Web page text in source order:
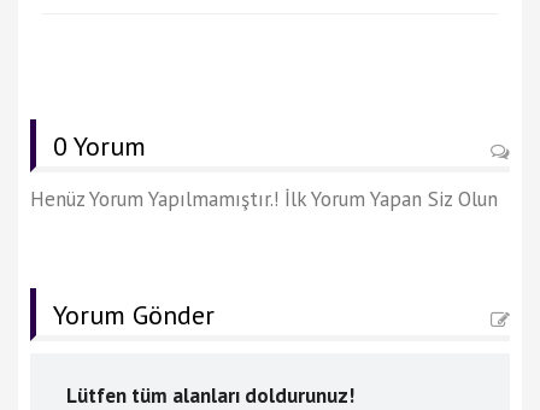
0 Yorum
Henüz Yorum Yapılmamıştır.! İlk Yorum Yapan Siz Olun
Yorum Gönder
Lütfen tüm alanları doldurunuz!